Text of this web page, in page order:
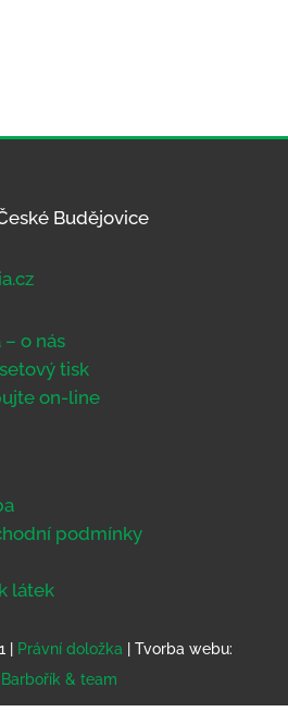
Budějovice
o nás
tisk
on-line
podmínky
látek
| Právní doložka | Tvorba webu:
& team